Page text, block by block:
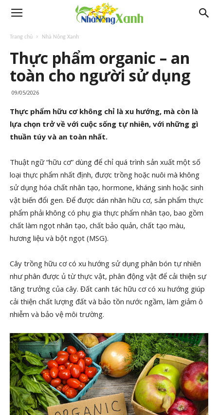
Trang chủ Nhà Nông Xanh
Thực phẩm organic – an
toàn cho người sử dụng
09/05/2026
Thực phẩm hữu cơ không chỉ là xu hướng, mà còn là
lựa chọn trở về với cuộc sống tự nhiên, với những gì
thuần túy và an toàn nhất.
Thuật ngữ “hữu cơ” dùng để chỉ quá trình sản xuất một số
loại thực phẩm nhất định, được trồng hoặc nuôi mà không
sử dụng hóa chất nhân tạo, hormone, kháng sinh hoặc sinh
vật biến đổi gen. Để được dán nhãn hữu cơ, sản phẩm thực
phẩm phải không có phụ gia thực phẩm nhân tạo, bao gồm
chất làm ngọt nhân tạo, chất bảo quản, chất tạo màu,
hương liệu và bột ngọt (MSG).
Cây trồng hữu cơ có xu hướng sử dụng phân bón tự nhiên
như phân được ủ từ thực vật, phân động vật để cải thiện sự
tăng trưởng của cây. Đất canh tác hữu cơ có xu hướng giúp
cải thiện chất lượng đất và bảo tồn nước ngầm, làm giảm ô
nhiễm và bảo vệ môi trường.